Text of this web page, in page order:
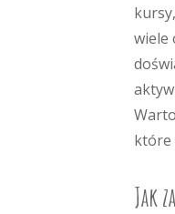
wiele
które
Jak